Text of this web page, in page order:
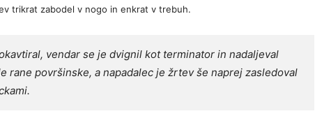
trikrat zabodel v nogo in enkrat v trebuh.
vendar se je dvignil kot terminator in nadaljeval
rane površinske, a napadalec je žrtev še naprej zasledoval